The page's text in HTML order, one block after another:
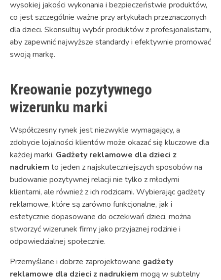
wysokiej jakości wykonania i bezpieczeństwie produktów,
co jest szczególnie ważne przy artykułach przeznaczonych
dla dzieci. Skonsultuj wybór produktów z profesjonalistami,
aby zapewnić najwyższe standardy i efektywnie promować
swoją markę.
Kreowanie pozytywnego
wizerunku marki
Współczesny rynek jest niezwykle wymagający, a
zdobycie lojalności klientów może okazać się kluczowe dla
każdej marki. Gadżety reklamowe dla dzieci z
nadrukiem to jeden z najskuteczniejszych sposobów na
budowanie pozytywnej relacji nie tylko z młodymi
klientami, ale również z ich rodzicami. Wybierając gadżety
reklamowe, które są zarówno funkcjonalne, jak i
estetycznie dopasowane do oczekiwań dzieci, można
stworzyć wizerunek firmy jako przyjaznej rodzinie i
odpowiedzialnej społecznie.
Przemyślane i dobrze zaprojektowane gadżety
reklamowe dla dzieci z nadrukiem mogą w subtelny